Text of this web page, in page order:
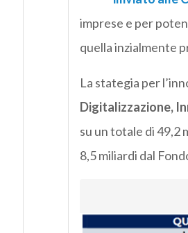
imprese e per
quella inzialmente
La stategia per
Digitalizzazione,
su un totale di 49,2
8,5 miliardi dal